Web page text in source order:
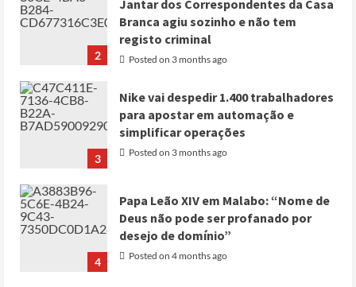
2
Jantar dos Correspondentes da Casa
Branca agiu sozinho e não tem
registo criminal
Posted on 3 months ago
3
Nike vai despedir 1.400 trabalhadores
para apostar em automação e
simplificar operações
Posted on 3 months ago
4
Papa Leão XIV em Malabo: “Nome de
Deus não pode ser profanado por
desejo de domínio”
Posted on 4 months ago